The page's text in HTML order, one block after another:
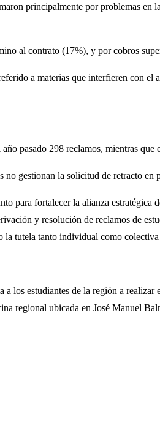
principalmente por problemas
al contrato (17%), y por cobros
a materias que interfieren con el
pasado 298 reclamos, mientras
gestionan la solicitud de retracto
para fortalecer la alianza
y resolución de reclamos de
tutela tanto individual como
estudiantes de la región a realizar
regional ubicada en José Manuel